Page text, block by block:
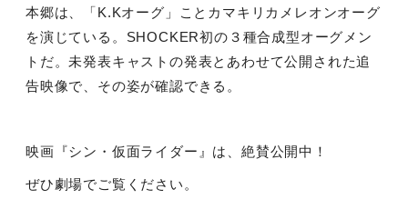
本郷は、「K.Kオーグ」ことカマキリカメレオンオーグ
を演じている。 SHOCKER初の３種合成型オーグメン
トだ。未発表キャストの発表とあわせて公開された追
告映像で、その姿が確認できる。
映画『シン・仮面ライダー』は、絶賛公開中！
ぜひ劇場でご覧ください。